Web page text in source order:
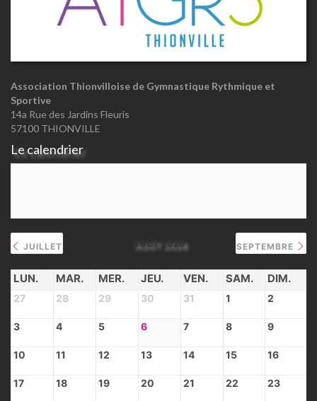
Association Thionvilloise de Gymnastique Rythmique et
Sportive
14a Rue des Jardins Fleuris
57100 THIONVILLE
Le calendrier
JUILLET AOÛT 2026 SEPTEMBRE
LUN. MAR. MER. JEU. VEN. SAM. DIM.
27 28 29 30 31 1 2
3 4 5 6 7 8 9
10 11 12 13 14 15 16
17 18 19 20 21 22 23